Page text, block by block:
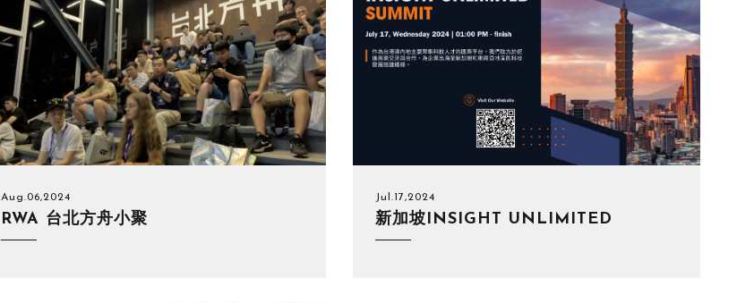
Aug.06,2024
RWA 台北方舟小聚
Jul.17,2024
新加坡INSIGHT UNLIMITED